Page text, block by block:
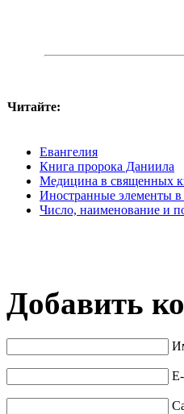
Читайте:
Евангелия
Книга пророка Даниила
Медицина в священных
Иностранные элементы в
Число, наименование и
Добавить